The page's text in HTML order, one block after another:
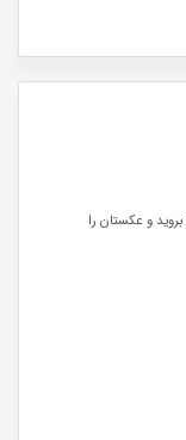
بروید و عکستان را